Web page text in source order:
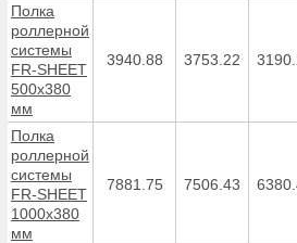
Полка
роллерной
системы
FR-SHEET
500х380
мм
3940.88 3753.22
Полка
роллерной
системы
FR-SHEET
1000х380
мм
7881.75 7506.43